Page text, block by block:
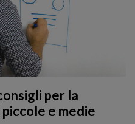
per la
e medie